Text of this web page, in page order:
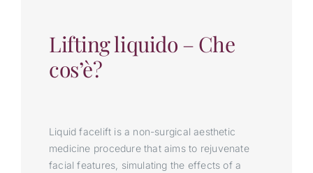
Lifting liquido – Che
cos’è?
Liquid facelift is a non-surgical aesthetic
medicine procedure that aims to rejuvenate
facial features, simulating the effects of a